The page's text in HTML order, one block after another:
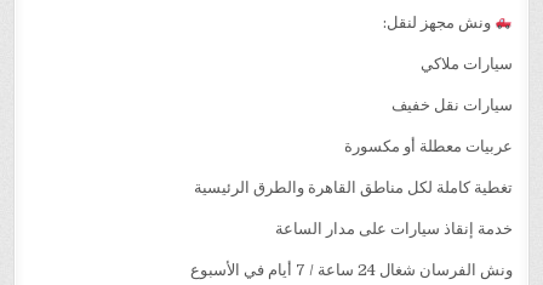
ونش مجهز لنقل:
سيارات ملاكي
سيارات نقل خفيف
عربيات معطلة أو مكسورة
تغطية كاملة لكل مناطق القاهرة والطرق الرئيسية
خدمة إنقاذ سيارات على مدار الساعة
ونش الفرسان شغال 24 ساعة / 7 أيام في الأسبوع